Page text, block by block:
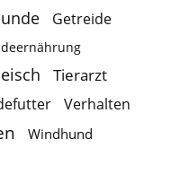
Getreide
Tierarzt
Verhalten
Windhund